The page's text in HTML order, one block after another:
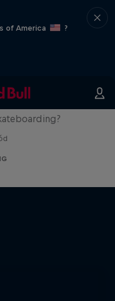
of America
?